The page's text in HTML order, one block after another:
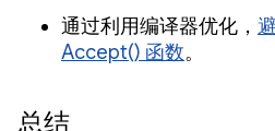
通过利用编译器优化，
Accept() 函数。
总结